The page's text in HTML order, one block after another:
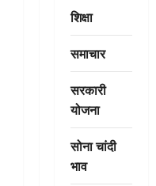
शिक्षा
समाचार
सरकारी
योजना
सोना चांदी
भाव